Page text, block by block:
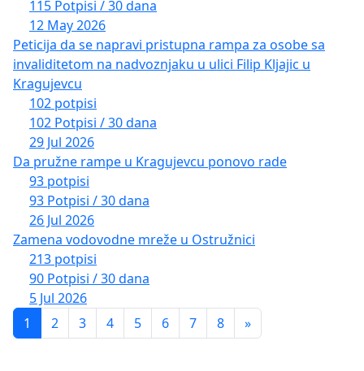
115 Potpisi / 30 dana
12 May 2026
Peticija da se napravi pristupna rampa za osobe sa
invaliditetom na nadvoznjaku u ulici Filip Kljajic u
Kragujevcu
102 potpisi
102 Potpisi / 30 dana
29 Jul 2026
Da pružne rampe u Kragujevcu ponovo rade
93 potpisi
93 Potpisi / 30 dana
26 Jul 2026
Zamena vodovodne mreže u Ostružnici
213 potpisi
90 Potpisi / 30 dana
5 Jul 2026
1
2 3 4 5 6 7 8 »